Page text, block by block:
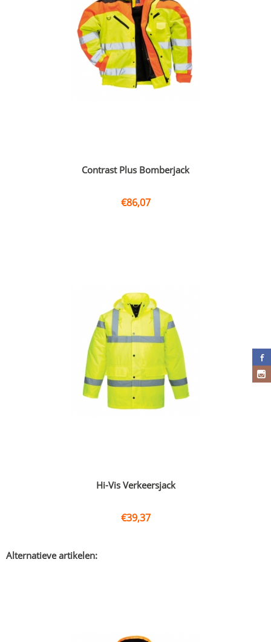
Contrast Plus Bomberjack
€86,07
Hi-Vis Verkeersjack
€39,37
Alternatieve artikelen: